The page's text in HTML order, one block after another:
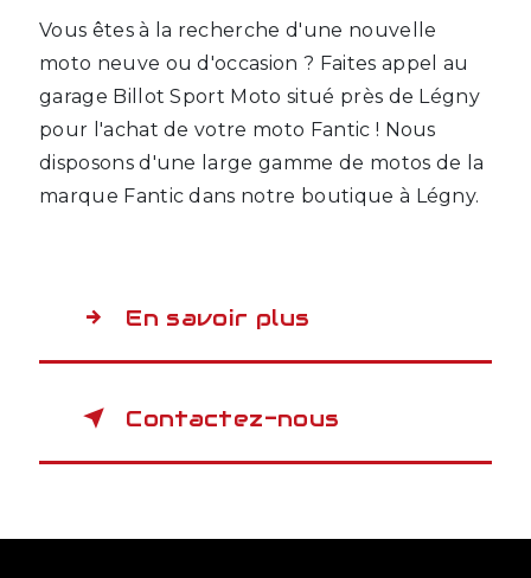
Vous êtes à la recherche d'une nouvelle
moto neuve ou d'occasion ? Faites appel au
garage Billot Sport Moto situé près de Légny
pour l'achat de votre moto Fantic ! Nous
disposons d'une large gamme de motos de la
marque Fantic dans notre boutique à Légny.
En savoir plus
Contactez-nous